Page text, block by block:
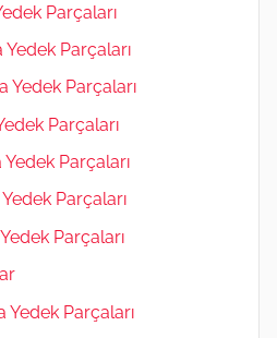
Parçaları
Parçaları
Yedek Parçaları
Parçaları
Parçaları
Parçaları
Parçaları
Yedek Parçaları